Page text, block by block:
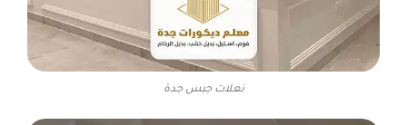
نعلات جبس جدة